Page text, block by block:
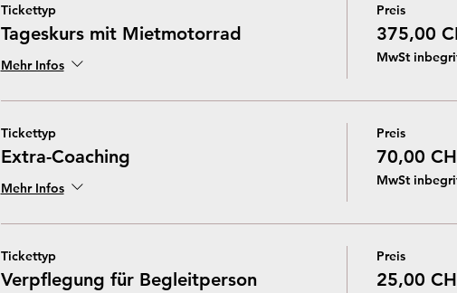
Tickettyp
Tageskurs mit Mietmotorrad
Mehr Infos
Preis
375,00
MwSt
Tickettyp
Extra-Coaching
Mehr Infos
Preis
70,00
MwSt
Tickettyp
Verpflegung für Begleitperson
Preis
25,00